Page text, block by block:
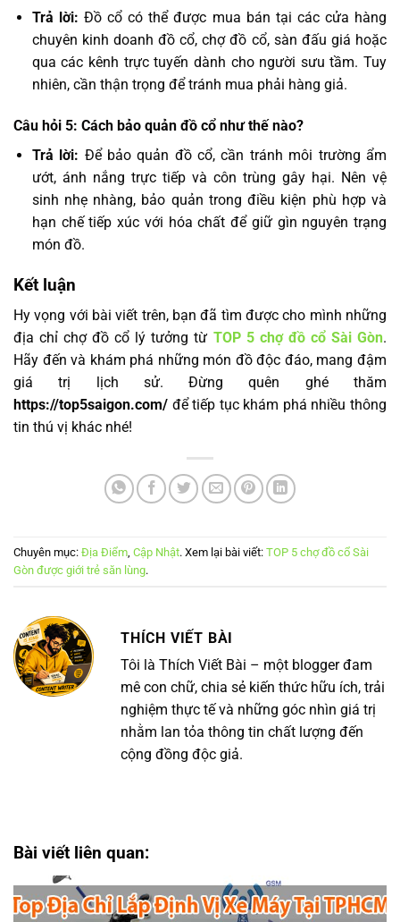
Trả lời: Đồ cổ có thể được mua bán tại các cửa hàng
chuyên kinh doanh đồ cổ, chợ đồ cổ, sàn đấu giá hoặc
qua các kênh trực tuyến dành cho người sưu tầm. Tuy
nhiên, cần thận trọng để tránh mua phải hàng giả.
Câu hỏi 5: Cách bảo quản đồ cổ như thế nào?
Trả lời: Để bảo quản đồ cổ, cần tránh môi trường ẩm
ướt, ánh nắng trực tiếp và côn trùng gây hại. Nên vệ
sinh nhẹ nhàng, bảo quản trong điều kiện phù hợp và
hạn chế tiếp xúc với hóa chất để giữ gìn nguyên trạng
món đồ.
Kết luận
Hy vọng với bài viết trên, bạn đã tìm được cho mình những
địa chỉ chợ đồ cổ lý tưởng từ TOP 5 chợ đồ cổ Sài Gòn.
Hãy đến và khám phá những món đồ độc đáo, mang đậm
giá trị lịch sử. Đừng quên ghé thăm
https://top5saigon.com/ để tiếp tục khám phá nhiều thông
tin thú vị khác nhé!
Chuyên mục: Địa Điểm Cập Nhật. Xem lại bài viết: TOP 5 chợ đồ cổ Sài
Gòn được giới trẻ săn lùng.
THÍCH VIẾT BÀI
Tôi là Thích Viết Bài – một blogger đam
mê con chữ, chia sẻ kiến thức hữu ích, trải
nghiệm thực tế và những góc nhìn giá trị
nhằm lan tỏa thông tin chất lượng đến
cộng đồng độc giả.
Bài viết liên quan: